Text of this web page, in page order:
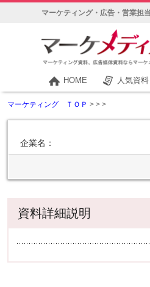
マーケティング・広告・営業担
HOME 人気資
マーケティング ＴＯＰ > > >
企業名：
資料詳細説明